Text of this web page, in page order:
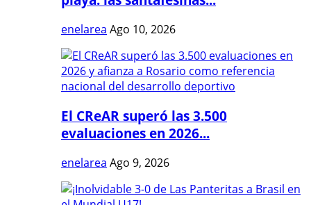
enelarea Ago 10, 2026
El CReAR superó las 3.500
evaluaciones en 2026...
enelarea Ago 9, 2026